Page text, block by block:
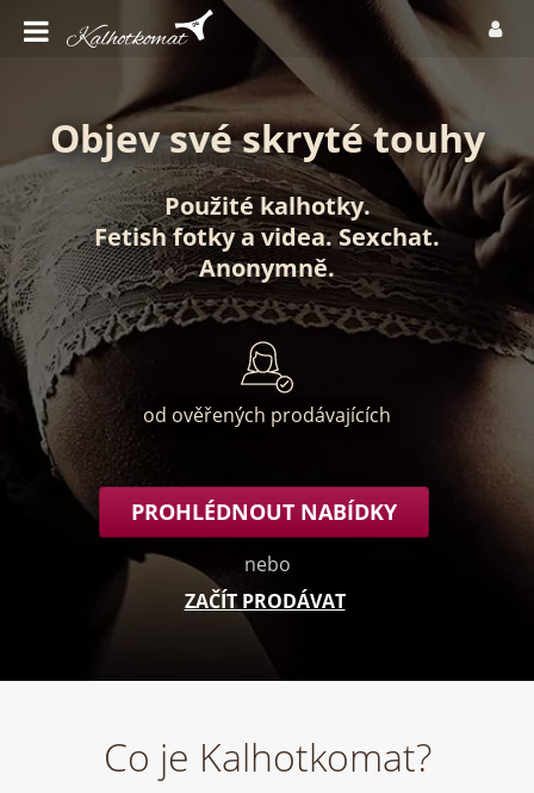
Objev své skryté touhy
Použité kalhotky.
Fetish fotkyavidea.Sexchat.
Anonymně.
od ověřených prodávajících
PROHLÉDNOUT NABÍDKY
nebo
ZAČÍT PRODÁVAT
Co je Kalhotkomat?